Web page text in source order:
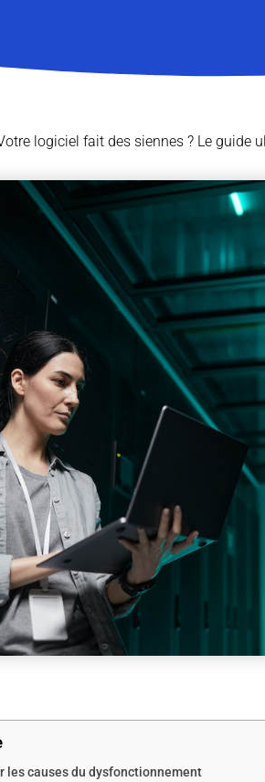
logiciel fait des siennes ? Le guide
les causes du dysfonctionnement